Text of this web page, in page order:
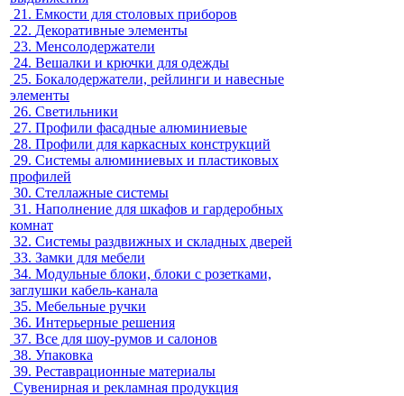
21. Емкости для столовых приборов
22. Декоративные элементы
23. Менсолодержатели
24. Вешалки и крючки для одежды
25. Бокалодержатели, рейлинги и навесные
элементы
26. Светильники
27. Профили фасадные алюминиевые
28. Профили для каркасных конструкций
29. Системы алюминиевых и пластиковых
профилей
30. Стеллажные системы
31. Наполнение для шкафов и гардеробных
комнат
32. Системы раздвижных и складных дверей
33. Замки для мебели
34. Модульные блоки, блоки с розетками,
заглушки кабель-канала
35. Мебельные ручки
36. Интерьерные решения
37. Все для шоу-румов и салонов
38. Упаковка
39. Реставрационные материалы
Сувенирная и рекламная продукция